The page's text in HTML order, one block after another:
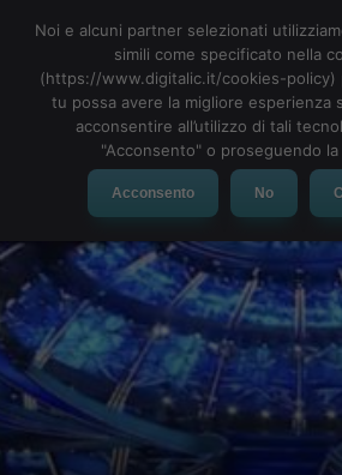
MENU
Noi e alcuni partner selezionati
simili come specificato nella
(https://www.digitalic.it/cookies-policy)
tu possa avere la migliore esperienza
acconsentire all’utilizzo di tali
"Acconsento" o proseguendo la
Acconsento No